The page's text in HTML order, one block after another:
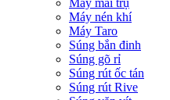
Máy mài trụ
Máy nén khí
Máy Taro
Súng bắn đinh
Súng gõ rỉ
Súng rút ốc tán
Súng rút Rive